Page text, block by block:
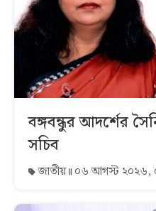
বঙ্গবন্ধুর আদর্শের
সচিব
জাতীয় ০৬ আগস্ট ২০২৬,